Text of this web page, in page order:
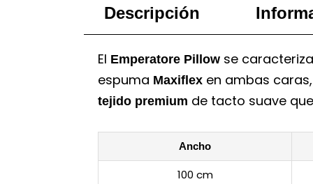
Descripción
El Emperatore Pillow se
espuma Maxiflex en ambas
tejido premium de tacto suave
Ancho
100 cm